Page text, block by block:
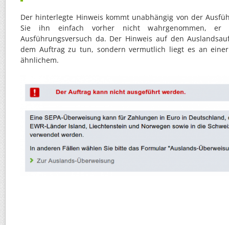
Der hinterlegte Hinweis kommt unabhängig von der
Sie ihn einfach vorher nicht wahrgenommen,
Ausführungsversuch da. Der Hinweis auf den
dem Auftrag zu tun, sondern vermutlich liegt es an
ähnlichem.